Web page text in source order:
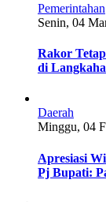
Pemerintahan
Senin, 04
Rakor
di
Daerah
Minggu, 04
Apresiasi
Pj Bupati: